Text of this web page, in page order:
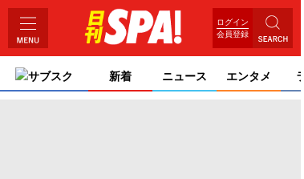
ログイン
会員登録
サブスク 新着 ニュース エンタメ